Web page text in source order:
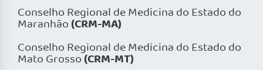
Conselho Regional de Medicina do Estado do
Maranhão (CRM-MA)
Conselho Regional de Medicina do Estado do
Mato Grosso(CRM-MT)